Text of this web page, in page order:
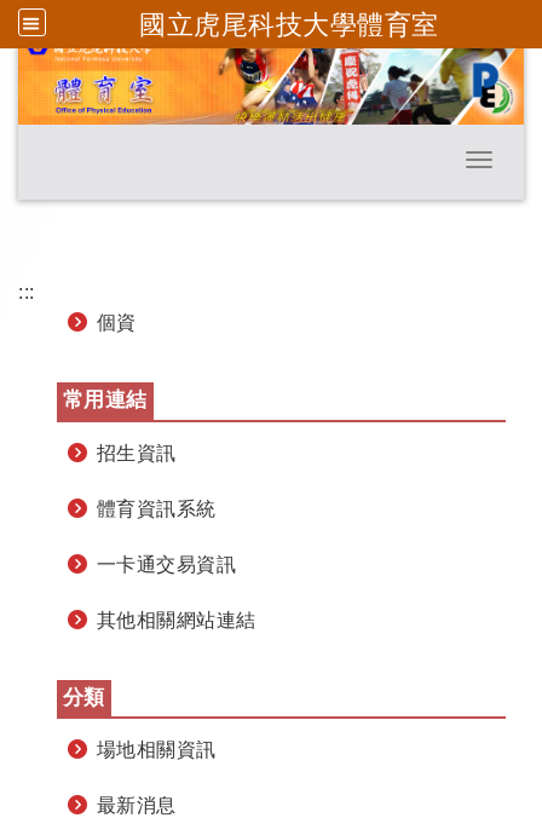
國立虎尾科技大學體育室
跳到主要內容
Toggle
:::
個資
常用連結
招生資訊
體育資訊系統
一卡通交易資訊
其他相關網站連結
分類
場地相關資訊
最新消息